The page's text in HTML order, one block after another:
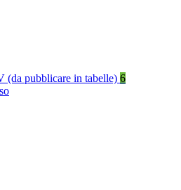
(da pubblicare in tabelle) 6